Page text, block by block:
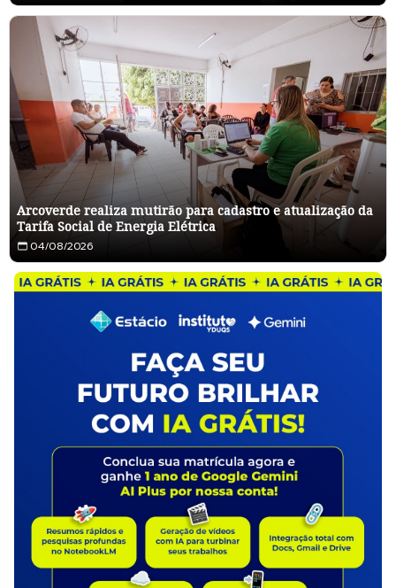
Arcoverde realiza mutirão para cadastro e atualização da
Tarifa Social de Energia Elétrica
04/08/2026